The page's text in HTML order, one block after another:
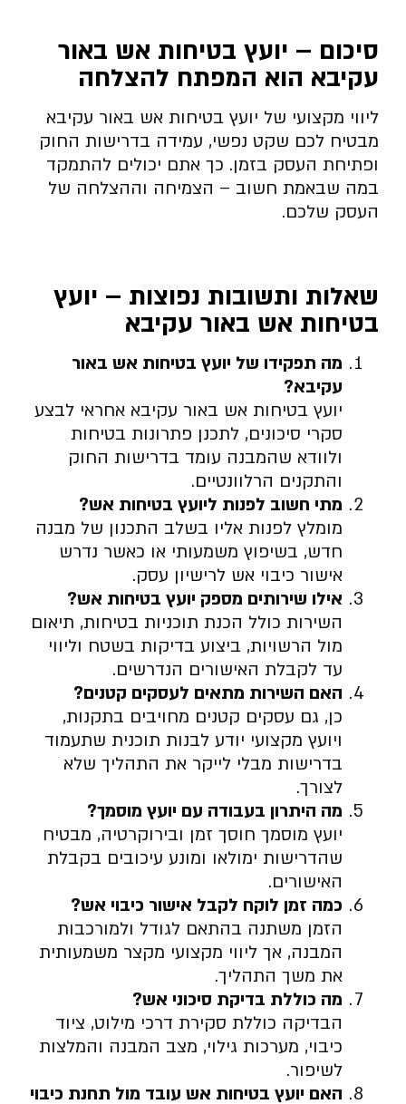
סיכום – יועץ בטיחות אש באור
עקיבא הוא המפתח להצלחה
ליווי מקצועי של יועץ בטיחות אש באור עקיבא
מבטיח לכם שקט נפשי, עמידה בדרישות החוק
ופתיחת העסק בזמן. כך אתם יכולים להתמקד
במה שבאמת חשוב – הצמיחה וההצלחה של
העסק שלכם.
שאלות ותשובות נפוצות – יועץ
בטיחות אש באור עקיבא
מה תפקידו של יועץ בטיחות אש באור
עקיבא?
יועץ בטיחות אש באור עקיבא אחראי לבצע
סקרי סיכונים, לתכנן פתרונות בטיחות
ולוודא שהמבנה עומד בדרישות החוק
והתקנים הרלוונטיים.
מתי חשוב לפנות ליועץ בטיחות אש?
מומלץ לפנות אליו בשלב התכנון של מבנה
חדש, בשיפוץ משמעותי או כאשר נדרש
אישור כיבוי אש לרישיון עסק.
אילו שירותים מספק יועץ בטיחות אש?
השירות כולל הכנת תוכניות בטיחות, תיאום
מול הרשויות, ביצוע בדיקות בשטח וליווי
עד לקבלת האישורים הנדרשים.
האם השירות מתאים לעסקים קטנים?
כן, גם עסקים קטנים מחויבים בתקנות,
ויועץ מקצועי יודע לבנות תוכנית שתעמוד
בדרישות מבלי לייקר את התהליך שלא
לצורך.
מה היתרון בעבודה עם יועץ מוסמך?
יועץ מוסמך חוסך זמן ובירוקרטיה, מבטיח
שהדרישות ימולאו ומונע עיכובים בקבלת
האישורים.
כמה זמן לוקח לקבל אישור כיבוי אש?
הזמן משתנה בהתאם לגודל ולמורכבות
המבנה, אך ליווי מקצועי מקצר משמעותית
את משך התהליך.
מה כוללת בדיקת סיכוני אש?
הבדיקה כוללת סקירת דרכי מילוט, ציוד
כיבוי, מערכות גילוי, מצב המבנה והמלצות
לשיפור.
האם יועץ בטיחות אש עובד מול תחנת כיבוי